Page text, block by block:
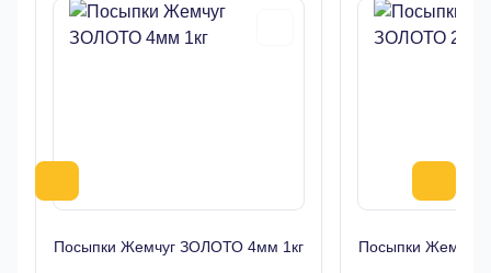
Посыпки Жемчуг ЗОЛОТО 4мм 1кг Посыпки Жемчуг